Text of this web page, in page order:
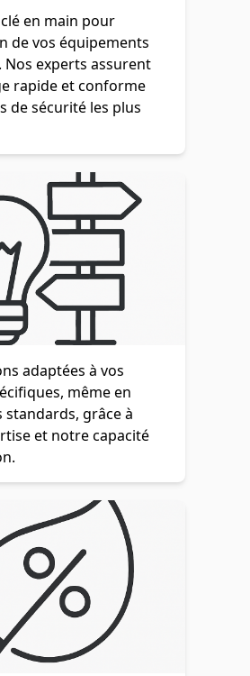
en main pour
de vos équipements
Nos experts assurent
rapide et conforme
de sécurité les plus
adaptées à vos
même en
standards, grâce à
et notre capacité